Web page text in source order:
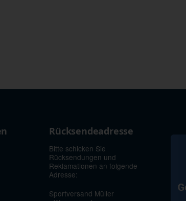
Rücksendeadresse
Bitte schicken Sie
Rücksendungen und
Reklamationen an folgende
Adresse:
Sportversand Müller